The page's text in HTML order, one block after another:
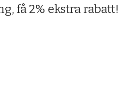
få 2% ekstra rabatt!